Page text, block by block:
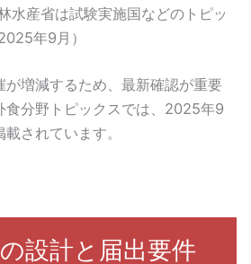
水産省は試験実施国などのトピッ
年9月）
が増減するため、最新確認が重要
食分野トピックスでは、2025年9
されています。
設計と届出要件